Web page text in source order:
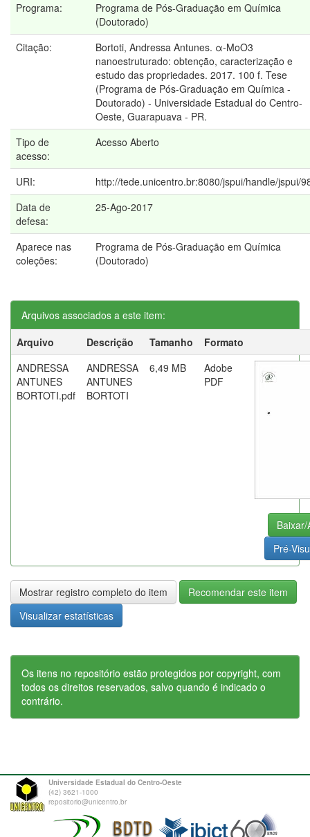
Programa:
Programa de Pós-Graduação em Química
(Doutorado)
Citação:
Bortoti, Andressa Antunes. α-MoO3
nanoestruturado: obtenção, caracterização e
estudo das propriedades. 2017. 100 f. Tese
(Programa de Pós-Graduação em Química -
Doutorado) - Universidade Estadual do Centro-
Oeste, Guarapuava - PR.
Tipo de
acesso:
Acesso Aberto
URI:
http://tede.unicentro.br:8080/jspui/handle/jspui/
Data de
defesa:
25-Ago-2017
Aparece nas
coleções:
Programa de Pós-Graduação em Química
(Doutorado)
Arquivos associados a este item:
Arquivo
Descrição Tamanho
Formato
ANDRESSA
ANTUNES
BORTOTI.pdf
ANDRESSA
ANTUNES
BORTOTI
6,49 MB
Adobe
PDF
Baixar/
Pré-
Mostrar registro completo do item
Recomendar este item
Visualizar estatísticas
Os itens no repositório estão protegidos por copyright, com
todos os direitos reservados, salvo quando é indicado o
contrário.
Universidade Estadual do Centro-Oeste
(42) 3621-1000
repositorio@unicentro.br